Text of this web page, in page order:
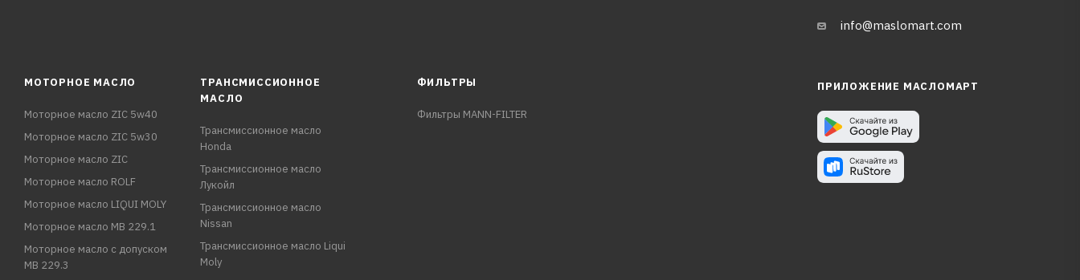
info@maslomart.com
МОТОРНОЕ МАСЛО
Моторное масло ZIC 5w40
Моторное масло ZIC 5w30
Моторное масло ZIC
Моторное масло ROLF
Моторное масло LIQUI MOLY
Моторное масло MB 229.1
Моторное масло с допуском
MB 229.3
ТРАНСМИССИОННОЕ
МАСЛО
Трансмиссионное масло
Honda
Трансмиссионное масло
Лукойл
Трансмиссионное масло
Nissan
Трансмиссионное масло Liqui
Moly
ФИЛЬТРЫ
Фильтры MANN-FILTER
ПРИЛОЖЕНИЕ МАСЛОМАРТ